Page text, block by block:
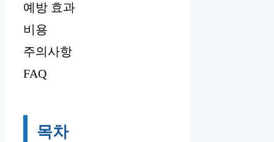
예방 효과
비용
주의사항
FAQ
목차